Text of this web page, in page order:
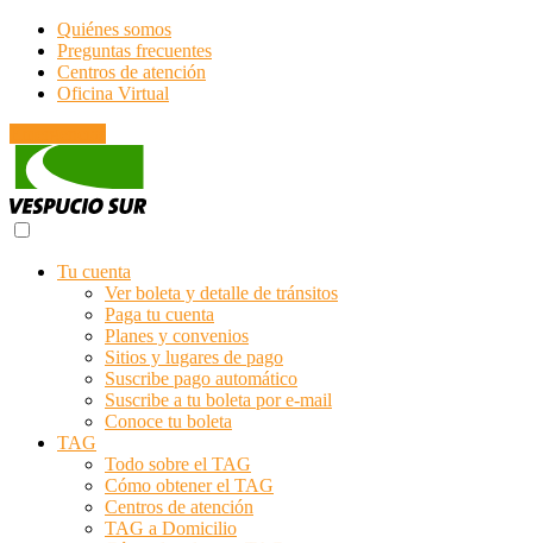
Quiénes somos
Preguntas frecuentes
Centros de atención
Oficina Virtual
Tu cuenta
Ver boleta y detalle de tránsitos
Paga tu cuenta
Planes y convenios
Sitios y lugares de pago
Suscribe pago automático
Suscribe a tu boleta por e-mail
Conoce tu boleta
TAG
Todo sobre el TAG
Cómo obtener el TAG
Centros de atención
TAG a Domicilio